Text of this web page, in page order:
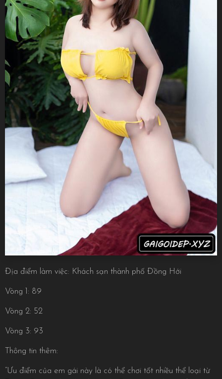
Địa điểm làm việc: Khách sạn thành phố Đồng Hới
Vòng 1: 89
Vòng 2: 52
Vòng 3: 93
Thông tin thêm:
“Ưu điểm của em gái này là có thể chơi tốt nhiều thể loại từ